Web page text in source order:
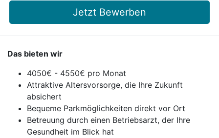
Jetzt Bewerben
Das bieten wir
4050€ - 4550€ pro Monat
Attraktive Altersvorsorge, die Ihre Zukunft
absichert
Bequeme Parkmöglichkeiten direkt vor Ort
Betreuung durch einen Betriebsarzt, der Ihre
Gesundheit im Blick hat